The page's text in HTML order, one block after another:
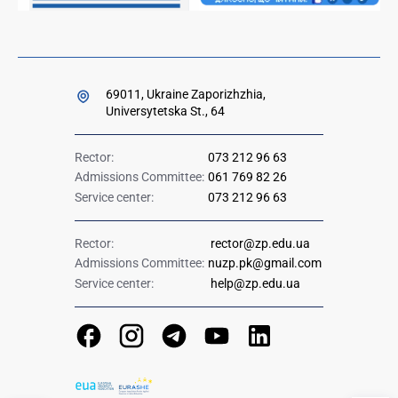
69011, Ukraine Zaporizhzhia,
Universytetska St., 64
Rector:
073 212 96 63
Admissions Committee: 061 769 82 26
Service center:
073 212 96 63
Rector:
rector@zp.edu.ua
Admissions Committee: nuzp.pk@gmail.com
Service center:
help@zp.edu.ua